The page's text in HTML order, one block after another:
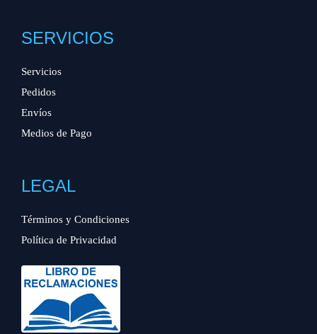
SERVICIOS
Servicios
Pedidos
Envíos
Medios de Pago
LEGAL
Términos y Condiciones
Política de Privacidad